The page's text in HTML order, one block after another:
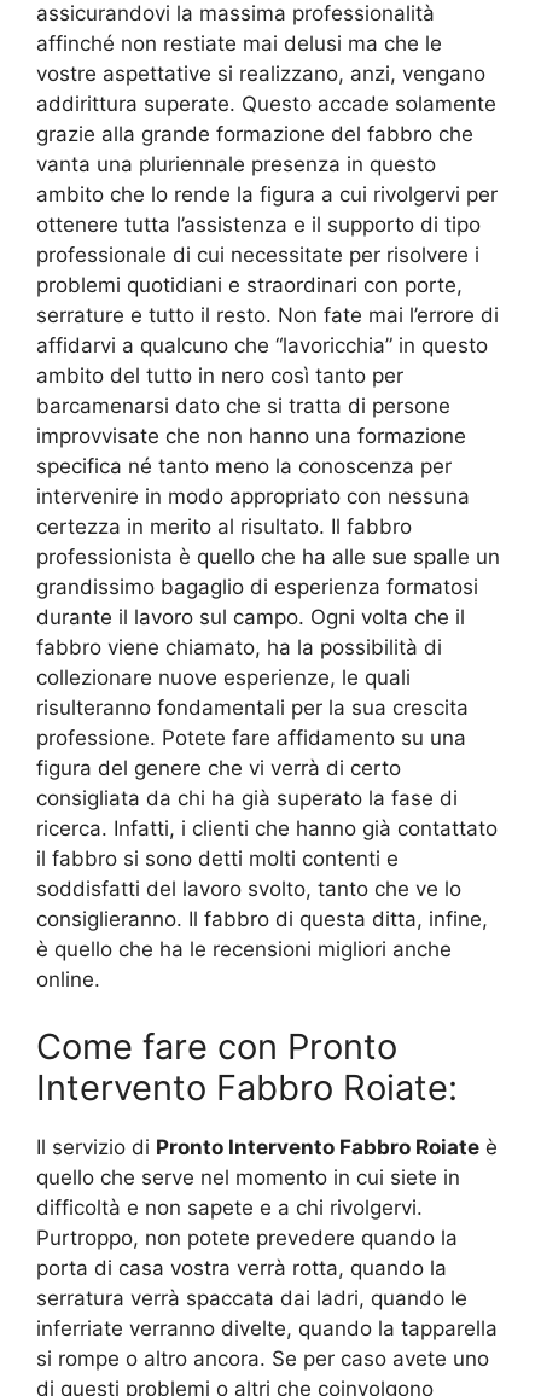
assicurandovi la massima professionalità
affinché non restiate mai delusi ma che le
vostre aspettative si realizzano, anzi, vengano
addirittura superate. Questo accade solamente
grazie alla grande formazione del fabbro che
vanta una pluriennale presenza in questo
ambito che lo rende la figura a cui rivolgervi per
ottenere tutta l’assistenza e il supporto di tipo
professionale di cui necessitate per risolvere i
problemi quotidiani e straordinari con porte,
serrature e tutto il resto. Non fate mai l’errore di
affidarvi a qualcuno che “lavoricchia” in questo
ambito del tutto in nero così tanto per
barcamenarsi dato che si tratta di persone
improvvisate che non hanno una formazione
specifica né tanto meno la conoscenza per
intervenire in modo appropriato con nessuna
certezza in merito al risultato. Il fabbro
professionista è quello che ha alle sue spalle un
grandissimo bagaglio di esperienza formatosi
durante il lavoro sul campo. Ogni volta che il
fabbro viene chiamato, ha la possibilità di
collezionare nuove esperienze, le quali
risulteranno fondamentali per la sua crescita
professione. Potete fare affidamento su una
figura del genere che vi verrà di certo
consigliata da chi ha già superato la fase di
ricerca. Infatti, i clienti che hanno già contattato
il fabbro si sono detti molti contenti e
soddisfatti del lavoro svolto, tanto che ve lo
consiglieranno. Il fabbro di questa ditta, infine,
è quello che ha le recensioni migliori anche
online.
Come fare con Pronto
Intervento Fabbro Roiate:
Il servizio di Pronto Intervento Fabbro Roiate è
quello che serve nel momento in cui siete in
difficoltà e non sapete e a chi rivolgervi.
Purtroppo, non potete prevedere quando la
porta di casa vostra verrà rotta, quando la
serratura verrà spaccata dai ladri, quando le
inferriate verranno divelte, quando la tapparella
si rompe o altro ancora. Se per caso avete uno
di questi problemi o altri che coinvolgono